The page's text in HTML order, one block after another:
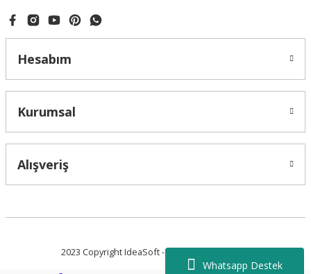
Whatsapp Destek
Hesabım
Kurumsal
Alışveriş
2023 Copyright IdeaSoft - Tüm Hakları Saklıdır.